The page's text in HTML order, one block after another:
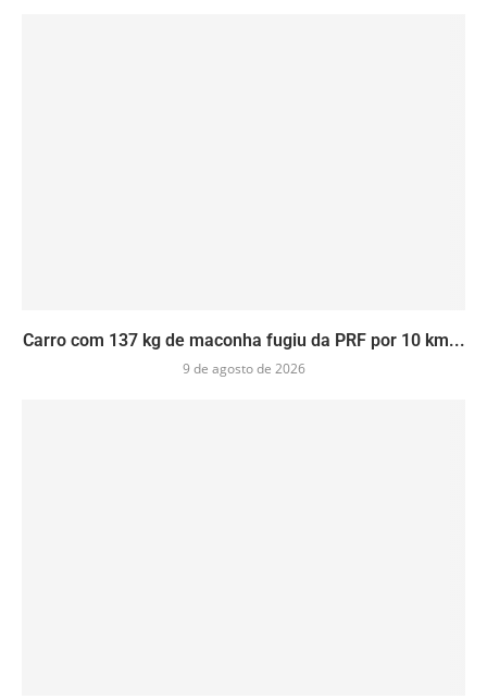
Carro com 137 kg de maconha fugiu da PRF por 10 km...
9 de agosto de 2026